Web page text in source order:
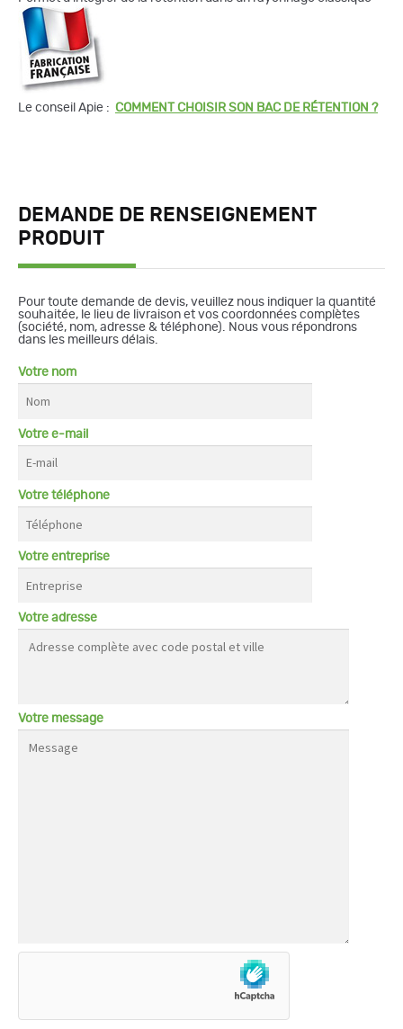
Le conseil Apie : COMMENT CHOISIR SON BAC DE RÉTENTION ?
DEMANDE DE RENSEIGNEMENT
PRODUIT
Pour toute demande de devis, veuillez nous indiquer la quantité
souhaitée, le lieu de livraison et vos coordonnées complètes
(société, nom, adresse & téléphone). Nous vous répondrons
dans les meilleurs délais.
Votre nom
Votre e-mail
Votre téléphone
Votre entreprise
Votre adresse
Votre message